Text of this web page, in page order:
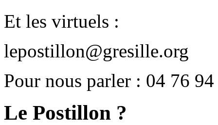
Et les virtuels :
lepostillon@gresille.org
Pour nous parler : 04 76
Le Postillon ?